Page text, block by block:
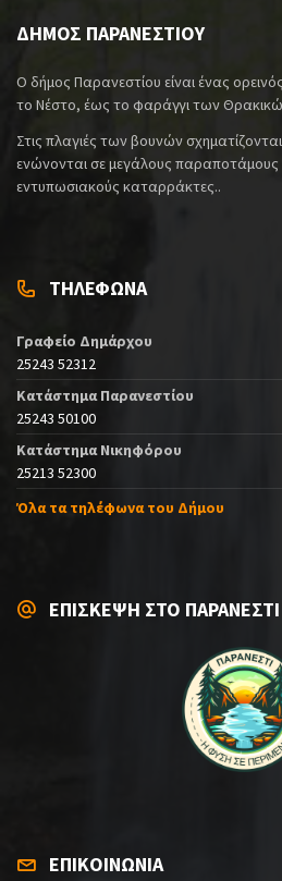
ΔΗΜΟΣ ΠΑΡΑΝΕΣΤΙΟΥ
Ο δήμος Παρανεστίου είναι ένας
το Νέστο, έως το φαράγγι των
Στις πλαγιές των βουνών
ενώνονται σε μεγάλους παραποτάμους
εντυπωσιακούς καταρράκτες..
ΤΗΛΕΦΩΝΑ
Γραφείο Δημάρχου
25243 52312
Κατάστημα Παρανεστίου
25243 50100
Κατάστημα Νικηφόρου
25213 52300
Όλα τα τηλέφωνα του Δήμου
ΕΠΙΣΚΕΨΗ ΣΤΟ ΠΑΡΑΝΕΣΤΙ
ΕΠΙΚΟΙΝΩΝΙΑ